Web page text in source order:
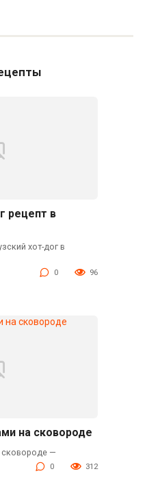
рецепт в
хот-дог в
0 96
на сковороде
—
0 312